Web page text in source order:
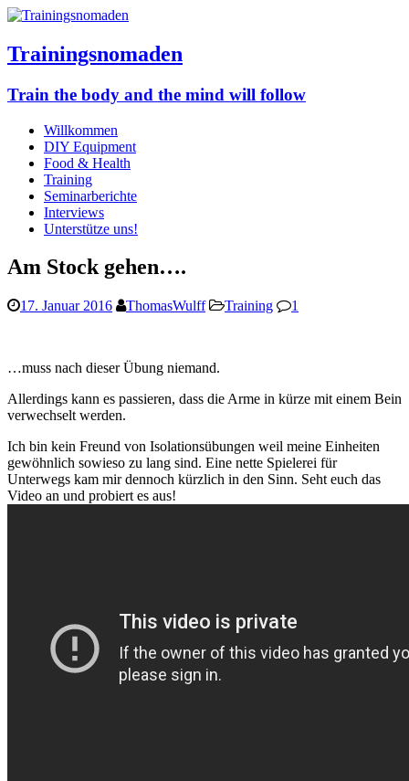
Trainingsnomaden
Train the body and the mind will follow
Willkommen
DIY Equipment
Food & Health
Training
Seminarberichte
Interviews
Unterstütze uns!
Am Stock gehen….
17. Januar 2016 ThomasWulff Training 1
…muss nach dieser Übung niemand.
Allerdings kann es passieren, dass die Arme in kürze mit einem Bein
verwechselt werden.
Ich bin kein Freund von Isolationsübungen weil meine Einheiten
gewöhnlich sowieso zu lang sind. Eine nette Spielerei für
Unterwegs kam mir dennoch kürzlich in den Sinn. Seht euch das
Video an und probiert es aus!